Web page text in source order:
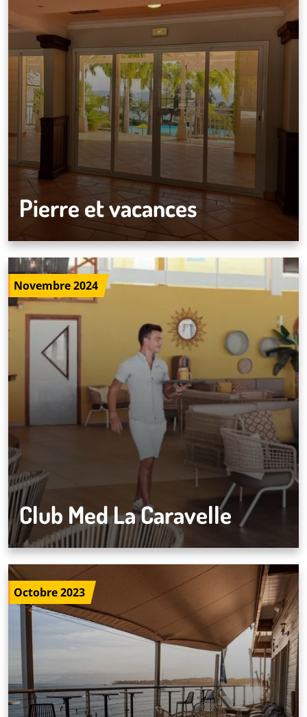
Pierre et vacances
Novembre 2024
Club Med La Caravelle
Octobre 2023